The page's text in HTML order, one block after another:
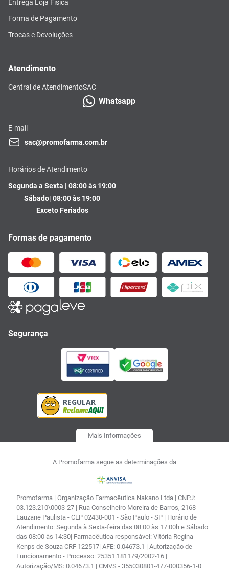
Entrega Loja Física
Forma de Pagamento
Trocas e Devoluções
Atendimento
Central de AtendimentoSAC
Whatsapp
E-mail
sac@promofarma.com.br
Horários de Atendimento
Segunda a Sexta | 08:00 às 19:00
Sábado| 08:00 às 19:00
Exceto Feriados
Formas de pagamento
Segurança
Mais Informações
A Promofarma segue as determinações da
Promofarma | Organização Farmacêutica Nakano Ltda | CNPJ:
03.123.210\0003-27 | Rua Conselheiro Moreira de Barros, 2168 -
Lauzane Paulista - CEP 02430-001 - São Paulo - SP | Horário de
Atendimento: Segunda à Sexta-feira das 08:00 às 17:00h e Sábado
das 08:00 às 14:30| Farmacêutica responsável: Vitória Regina
Kenps de Souza CRF 122517| AFE: 0.04673.1 | Autorização de
Funcionamento - Processo: 25351.181179/2002-16 |
Autorização/MS: 0.04673.1 | CMVS - 355030801-477-000356-1-0